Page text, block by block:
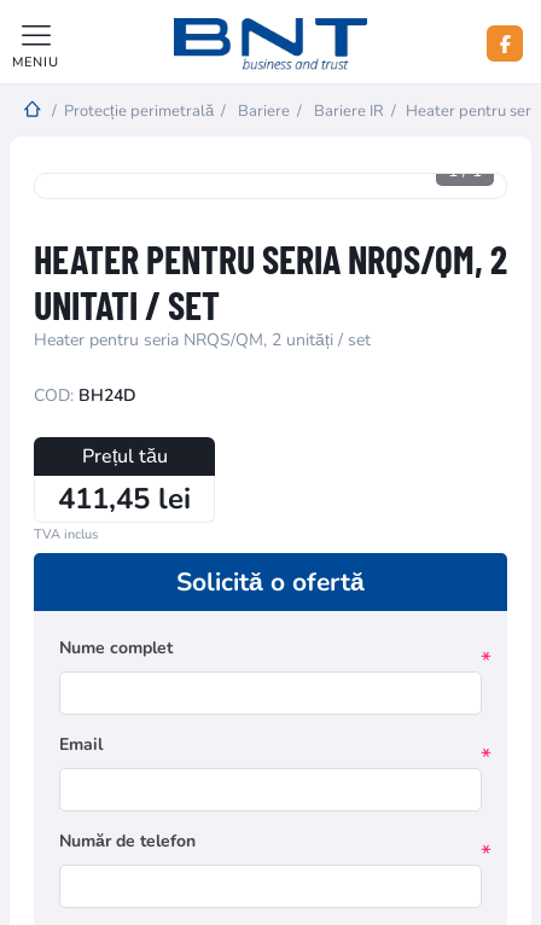
MENIU
/ Protecție perimetrală / Bariere / Bariere IR / Heater pentru
1/1
HEATER PENTRU SERIA NRQS/QM, 2
UNITATI / SET
Heater pentru seria NRQS/QM, 2 unități / set
COD: BH24D
Prețul tău
411,45 lei
TVA inclus
Solicită o ofertă
Nume complet *
Email *
Număr de telefon *